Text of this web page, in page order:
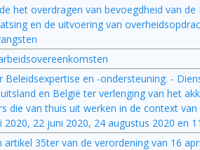
het overdragen van bevoegdheid van
en de uitvoering van
en -ondersteuning. -
en België ter verlenging van het
die van thuis uit werken in de context
22 juni 2020, 24 augustus 2020 en
35ter van de verordening van 16